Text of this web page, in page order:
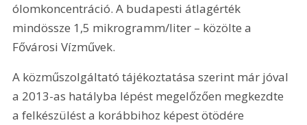
ólomkoncentráció. A budapesti átlagérték
mindössze 1,5 mikrogramm/liter – közölte a
Fővárosi Vízművek.
A közműszolgáltató tájékoztatása szerint már jóval
a 2013-as hatályba lépést megelőzően megkezdte
a felkészülést a korábbihoz képest ötödére